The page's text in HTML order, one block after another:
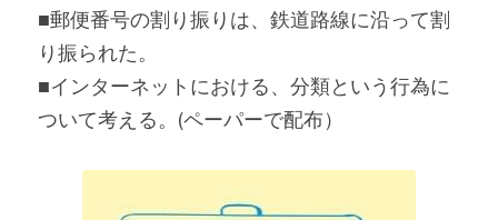
■郵便番号の割り振りは、鉄道路線に沿って割
り振られた。
■インターネットにおける、分類という行為に
ついて考える。(ペーパーで配布）